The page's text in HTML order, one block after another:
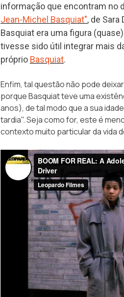
informação que encontram no
Jean-Michel Basquiat", de
Basquiat era uma figura
tivesse sido útil integrar mais
próprio Basquiat.
Enfim, tal questão não pode
porque Basquiat teve uma
anos), de tal modo que a sua
tardia". Seja como for, este é
contexto muito particular da vida